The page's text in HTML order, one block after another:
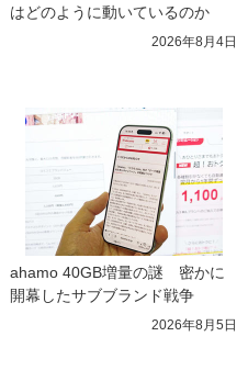
はどのように動いているのか
2026年8月4日
ahamo 40GB増量の謎　密かに
開幕したサブブランド戦争
2026年8月5日